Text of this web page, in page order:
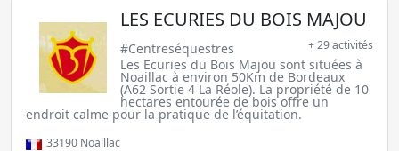
LES ECURIES DU BOIS MAJOU
#Centreséquestres + 29 activités
Les Ecuries du Bois Majou sont situées à
Noaillac à environ 50Km de Bordeaux
(A62 Sortie 4 La Réole). La propriété de 10
hectares entourée de bois offre un
endroit calme pour la pratique de l’équitation.
33190 Noaillac